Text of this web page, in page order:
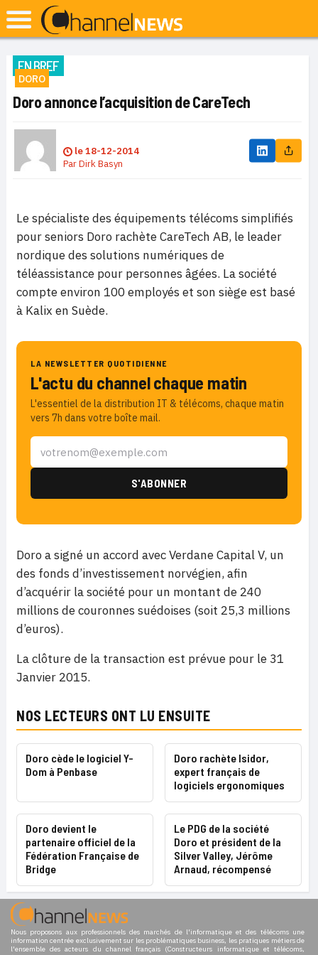
EN BREF
DORO
Doro annonce l’acquisition de CareTech
le18-12-2014
ParDirk Basyn
Le spécialiste des équipements télécoms simplifiés
pour seniors Doro rachète CareTech AB, le leader
nordique des solutions numériques de
téléassistance pour personnes âgées. La société
compte environ 100 employés et son siège est basé
à Kalix en Suède.
LA NEWSLETTER QUOTIDIENNE
L'actu du channel chaque matin
L'essentiel de la distribution IT & télécoms, chaque matin
vers 7h dans votre boîte mail.
Doro a signé un accord avec Verdane Capital V, un
des fonds d’investissement norvégien, afin
d’acquérir la société pour un montant de 240
millions de couronnes suédoises (soit 25,3 millions
d’euros).
La clôture de la transaction est prévue pour le 31
Janvier 2015.
NOS LECTEURS ONT LU ENSUITE
Doro cède le logiciel Y-
Dom à Penbase
Doro rachète Isidor,
expert français de
logiciels ergonomiques
Doro devient le
partenaire officiel de la
Fédération Française de
Bridge
Le PDG de la société
Doro et président de la
Silver Valley, Jérôme
Arnaud, récompensé
Nous proposons aux professionnels des marchés de l'informatique et des télécoms une
information centrée exclusivement sur les problématiques business, les pratiques métiers de
l'ensemble des acteurs du channel français (Constructeurs informatique et télécoms,